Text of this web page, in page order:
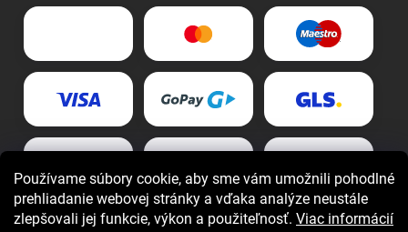
Používame súbory cookie, aby sme vám umožnili pohodlné
prehliadanie webovej stránky a vďaka analýze neustále
zlepšovali jej funkcie, výkon a použiteľnosť. Viac informácií